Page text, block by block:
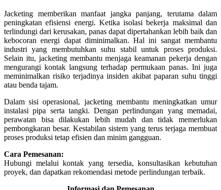
Jacketing memberikan manfaat jangka panjang, terutama dalam
peningkatan efisiensi energi. Ketika isolasi bekerja maksimal dan
terlindungi dari kerusakan, panas dapat dipertahankan lebih baik dan
kebocoran energi dapat diminimalkan. Hal ini sangat membantu
industri yang membutuhkan suhu stabil untuk proses produksi.
Selain itu, jacketing membantu menjaga keamanan pekerja dengan
mengurangi kontak langsung terhadap permukaan panas. Ini juga
meminimalkan risiko terjadinya insiden akibat paparan suhu tinggi
atau benda tajam.
Dalam sisi operasional, jacketing membantu meningkatkan umur
instalasi pipa serta tangki. Dengan perlindungan yang memadai,
perawatan bisa dilakukan lebih mudah dan tidak memerlukan
pembongkaran besar. Kestabilan sistem yang terus terjaga membuat
proses produksi tetap efisien dan minim gangguan.
Cara Pemesanan:
Hubungi melalui kontak yang tersedia, konsultasikan kebutuhan
proyek, dan dapatkan rekomendasi metode perlindungan terbaik.